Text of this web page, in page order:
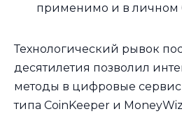
применимо и в личном
Технологический рывок
десятилетия позволил
методы в цифровые
типа CoinKeeper и